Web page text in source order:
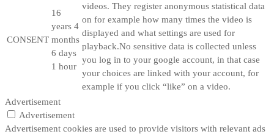
CONSENT
16
years 4
months
6 days
1 hour
videos. They register anonymous statistical data
on for example how many times the video is
displayed and what settings are used for
playback.No sensitive data is collected unless
you log in to your google account, in that case
your choices are linked with your account, for
example if you click “like” on a video.
Advertisement
Advertisement
Advertisement cookies are used to provide visitors with relevant ads